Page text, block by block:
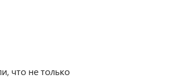
что не только